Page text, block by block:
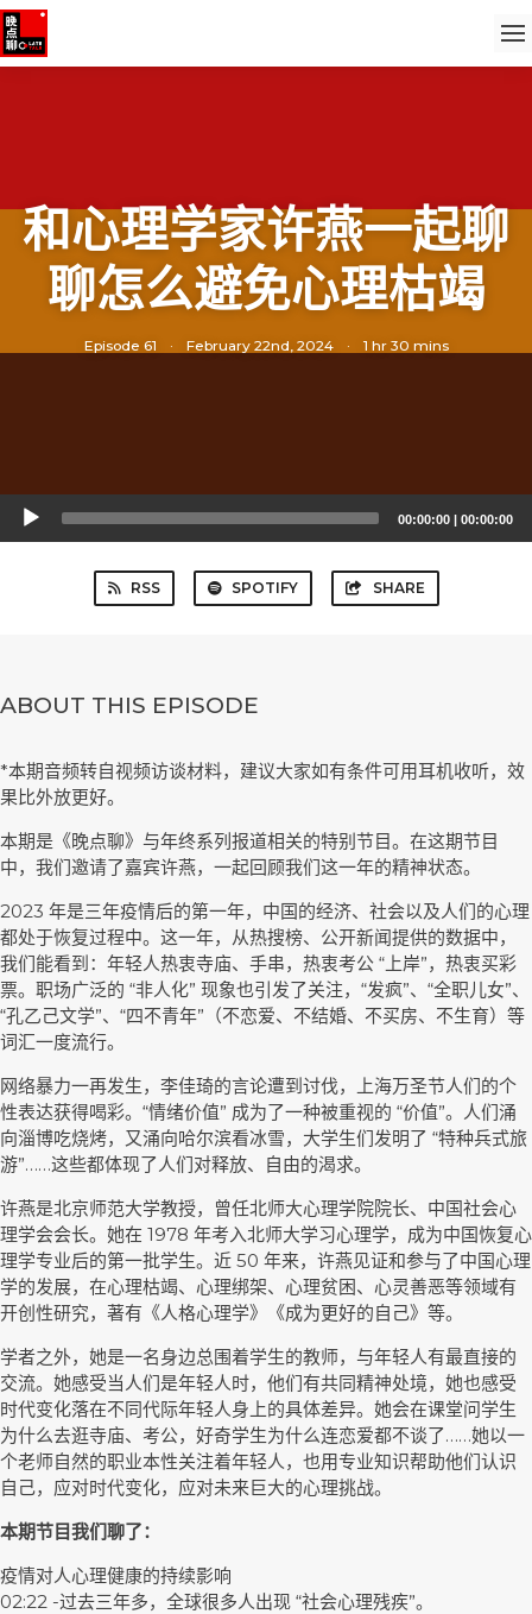
和心理学家许燕一起聊
聊怎么避免心理枯竭
Episode 61 · February 22nd, 2024 · 1 hr 30 mins
Audio
Player
00:00:00 | 00:00:00
RSS SPOTIFY SHARE
ABOUT THIS EPISODE
*本期音频转自视频访谈材料，建议大家如有条件可用耳机收听，效
果比外放更好。
本期是《晚点聊》与年终系列报道相关的特别节目。在这期节目
中，我们邀请了嘉宾许燕，一起回顾我们这一年的精神状态。
2023 年是三年疫情后的第一年，中国的经济、社会以及人们的心理
都处于恢复过程中。这一年，从热搜榜、公开新闻提供的数据中，
我们能看到：年轻人热衷寺庙、手串，热衷考公 “上岸”，热衷买彩
票。职场广泛的 “非人化” 现象也引发了关注，“发疯”、“全职儿女”、
“孔乙己文学”、“四不青年”（不恋爱、不结婚、不买房、不生育）等
词汇一度流行。
网络暴力一再发生，李佳琦的言论遭到讨伐，上海万圣节人们的个
性表达获得喝彩。“情绪价值” 成为了一种被重视的 “价值”。人们涌
向淄博吃烧烤，又涌向哈尔滨看冰雪，大学生们发明了 “特种兵式旅
游”……这些都体现了人们对释放、自由的渴求。
许燕是北京师范大学教授，曾任北师大心理学院院长、中国社会心
理学会会长。她在 1978 年考入北师大学习心理学，成为中国恢复心
理学专业后的第一批学生。近 50 年来，许燕见证和参与了中国心理
学的发展，在心理枯竭、心理绑架、心理贫困、心灵善恶等领域有
开创性研究，著有《人格心理学》《成为更好的自己》等。
学者之外，她是一名身边总围着学生的教师，与年轻人有最直接的
交流。她感受当人们是年轻人时，他们有共同精神处境，她也感受
时代变化落在不同代际年轻人身上的具体差异。她会在课堂问学生
为什么去逛寺庙、考公，好奇学生为什么连恋爱都不谈了……她以一
个老师自然的职业本性关注着年轻人，也用专业知识帮助他们认识
自己，应对时代变化，应对未来巨大的心理挑战。
本期节目我们聊了：
疫情对人心理健康的持续影响
02:22 -过去三年多，全球很多人出现 “社会心理残疾”。